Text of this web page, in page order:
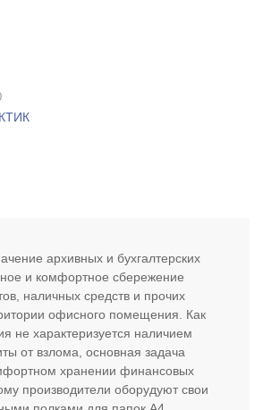
архивных и бухгалтерских
и комфортное сбережение
наличных средств и прочих
офисного помещения. Как
не характеризуется наличием
от взлома, основная задача
хранении финансовых
производители оборудуют свои